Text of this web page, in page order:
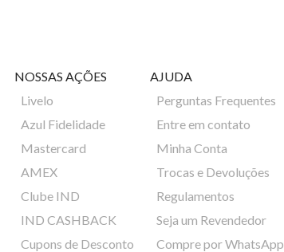
NOSSAS AÇÕES
Livelo
Azul Fidelidade
Mastercard
AMEX
Clube IND
IND CASHBACK
Cupons de Desconto
AJUDA
Perguntas Frequentes
Entre em contato
Minha Conta
Trocas e Devoluções
Regulamentos
Seja um Revendedor
Compre por WhatsApp